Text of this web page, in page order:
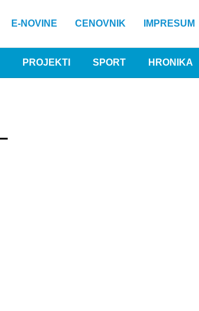
E-NOVINE CENOVNIK IMPRESUM
PROJEKTI SPORT HRONIKA